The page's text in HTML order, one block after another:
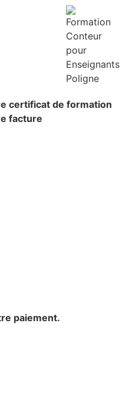
certificat de formation
facture
paiement.